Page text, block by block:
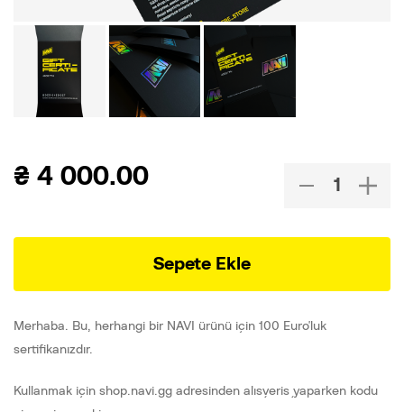
₴ 4 000.00
Sepete Ekle
Merhaba. Bu, herhangi bir NAVI ürünü için 100 Euro'luk
sertifikanızdır.
Kullanmak için shop.navi.gg adresinden alışveriş yaparken kodu